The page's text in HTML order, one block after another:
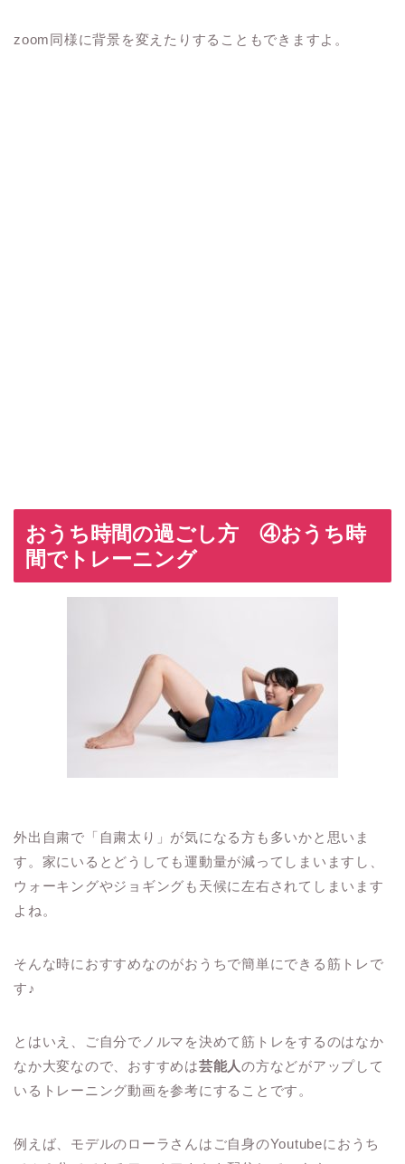
zoom同様に背景を変えたりすることもできますよ。
おうち時間の過ごし方 ④おうち時
間でトレーニング
外出自粛で「自粛太り」が気になる方も多いかと思いま
す。家にいるとどうしても運動量が減ってしまいますし、
ウォーキングやジョギングも天候に左右されてしまいます
よね。
そんな時におすすめなのがおうちで簡単にできる筋トレで
す♪
とはいえ、ご自分でノルマを決めて筋トレをするのはなか
なか大変なので、おすすめは芸能人の方などがアップして
いるトレーニング動画を参考にすることです。
例えば、モデルのローラさんはご自身のYoutubeにおうち